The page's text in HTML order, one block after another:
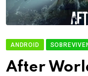
ANDROID
After